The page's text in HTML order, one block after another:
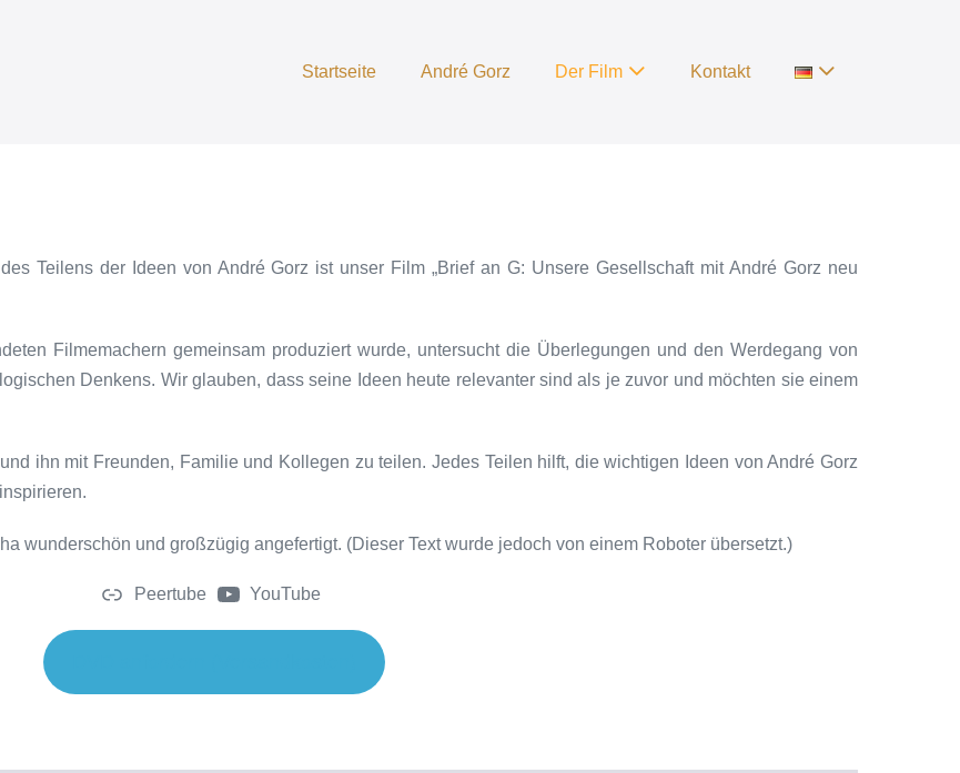
Startseite André Gorz Der Film Kontakt
Teilens der Ideen von André Gorz ist unser Film „Brief an G: Unsere Gesellschaft mit André Gorz neu
Filmemachern gemeinsam produziert wurde, untersucht die Überlegungen und den Werdegang von
Denkens. Wir glauben, dass seine Ideen heute relevanter sind als je zuvor und möchten sie einem
ihn mit Freunden, Familie und Kollegen zu teilen. Jedes Teilen hilft, die wichtigen Ideen von André Gorz
wunderschön und großzügig angefertigt. (Dieser Text wurde jedoch von einem Roboter übersetzt.)
Peertube YouTube